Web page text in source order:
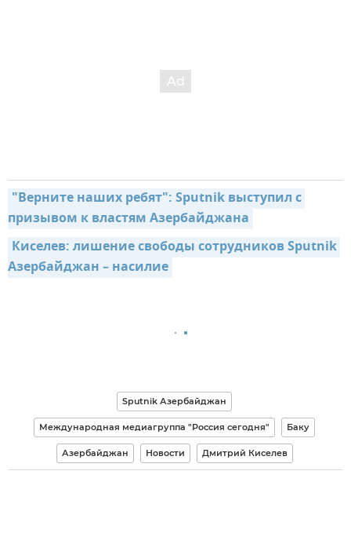
"Верните наших ребят": Sputnik выступил с
призывом к властям Азербайджана
Киселев: лишение свободы сотрудников Sputnik
Азербайджан – насилие
Sputnik Азербайджан
Международная медиагруппа "Россия сегодня" Баку
Азербайджан Новости Дмитрий Киселев